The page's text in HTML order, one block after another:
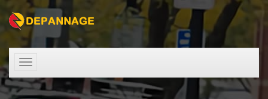
Toggle
navigation